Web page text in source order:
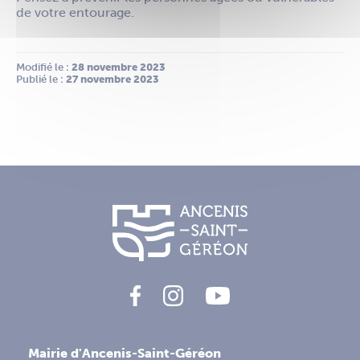
de votre entourage.
Modifié le : 28 novembre 2023
Publié le : 27 novembre 2023
Mairie d'Ancenis-Saint-Géréon